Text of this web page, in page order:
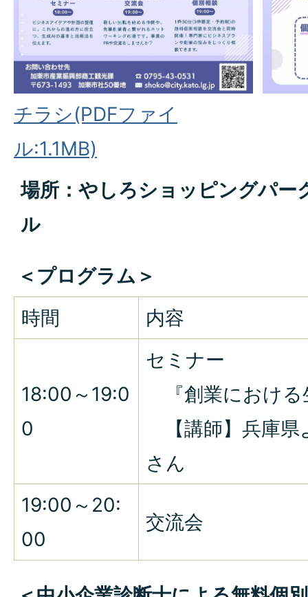
チラシ(PDFファイ
ル:1.1MB)
場所：やしろショッピングパー
ル
＜プログラム＞
時間
内容
18:00～19:0
0
セミナー
『創業における
【講師】兵庫
さん
19:00～20:
00
交流会